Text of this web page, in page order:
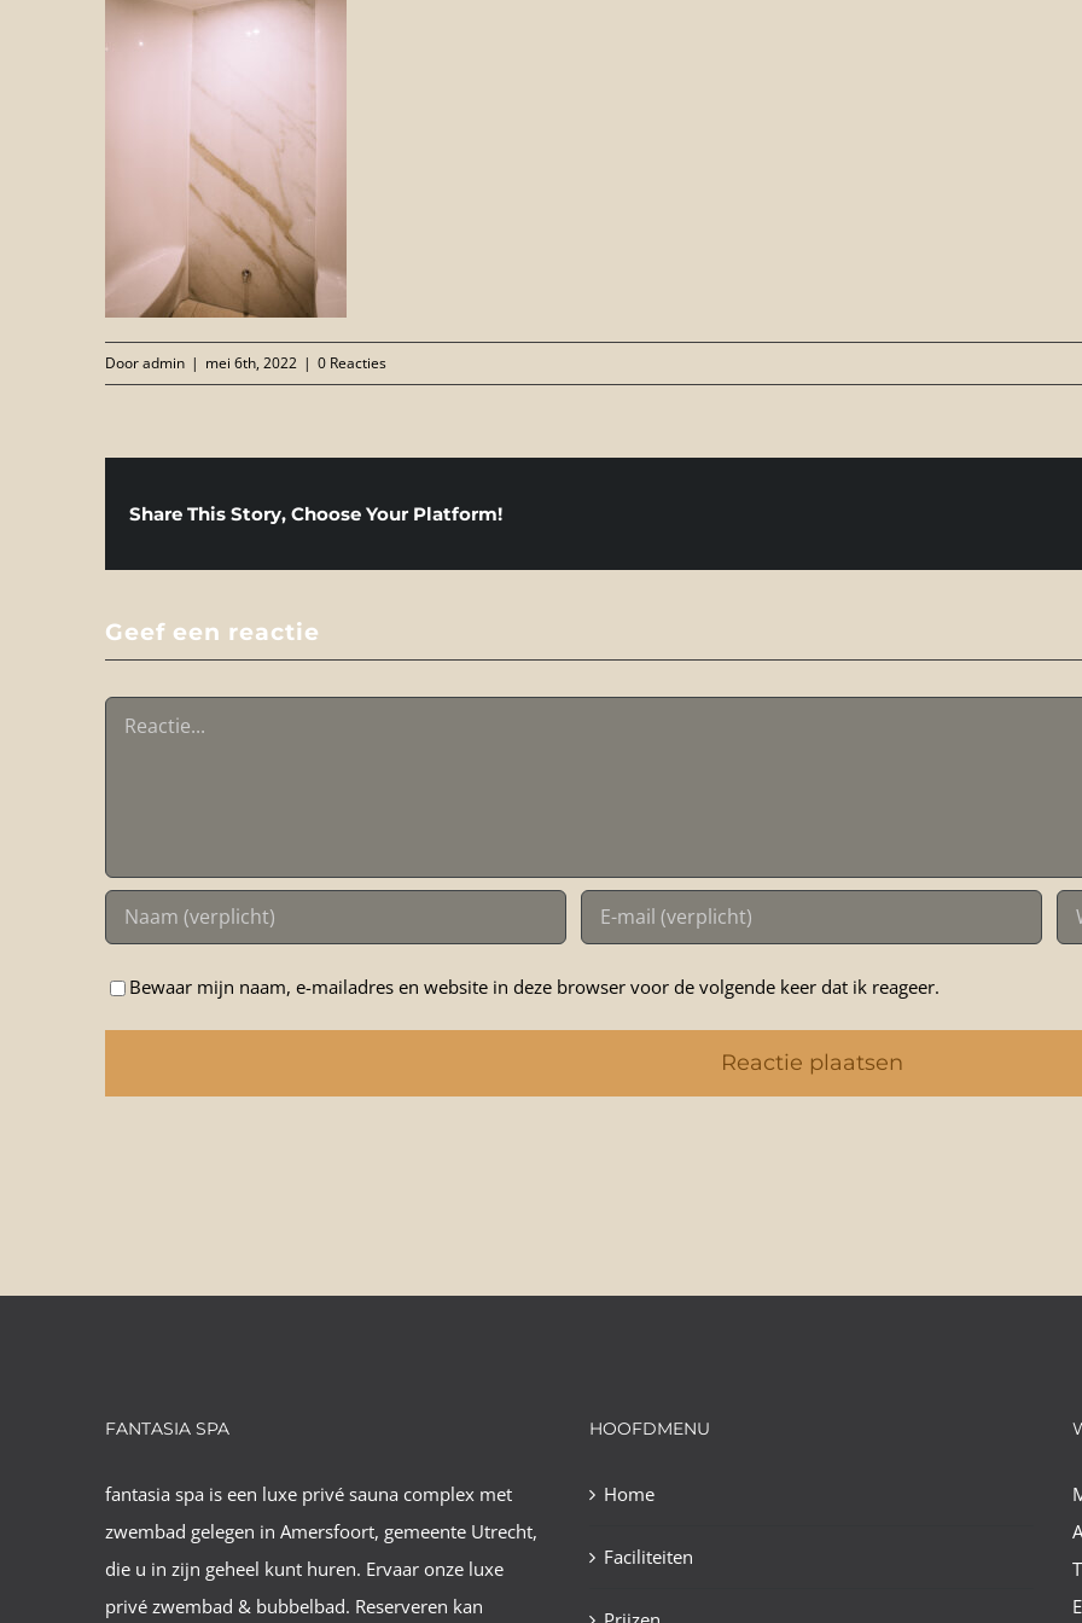
Dooradmin | mei 6th, 2022 | 0 Reacties
Share This Story, Choose Your Platform!
Geef een reactie
Reactie
Bewaar mijn naam, e-mailadres en website in deze browser voor de volgende keer dat ik reageer.
FANTASIA SPA
fantasia spa is een luxe privé sauna complex met
zwembad gelegen in Amersfoort, gemeente Utrecht,
die u in zijn geheel kunt huren. Ervaar onze luxe
privé zwembad & bubbelbad. Reserveren kan
HOOFDMENU
Home
Faciliteiten